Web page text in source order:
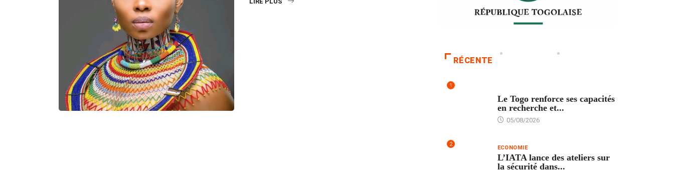
RÉCENTE
1
Le Togo renforce ses capacités
en recherche et...
05/08/2026
2 ECONOMIE
L’IATA lance des ateliers sur
la sécurité dans...